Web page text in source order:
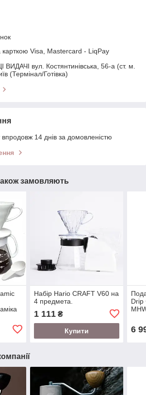
Visa, Mastercard - LiqPay
ВИДАЧІ вул. Костянтинівська, 56-а (ст. м.
(Термінал/Готівка)
14 днів за домовленістю
замовляють
Набір Hario CRAFT V60 на
4 предмета.
1 111₴
Купити
Drip
6